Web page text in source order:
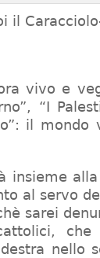
il
vivo e
“I
il mondo
insieme
al servo
sarei
nello